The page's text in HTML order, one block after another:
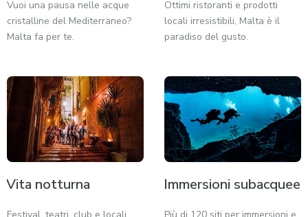
Vuoi una pausa nelle acque
cristalline del Mediterraneo?
Malta fa per te.
Ottimi ristoranti e prodotti
locali irresistibili, Malta è il
paradiso del gusto.
Vita notturna Immersioni subacquee